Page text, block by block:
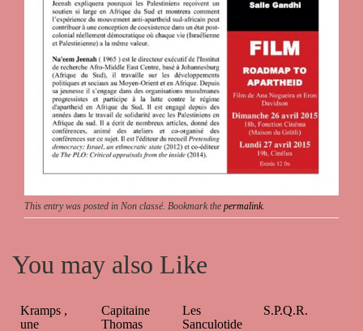
This entry was posted in Non classé. Bookmark the permalink.
You may also Like
Kramps ,
une
Capitaine
Thomas
Les
Sanculotide
S.P.Q.R.